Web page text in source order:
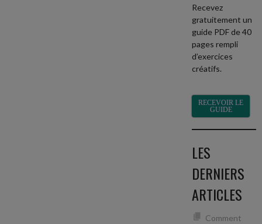
Recevez
gratuitement un
guide PDF de 40
pages rempli
d’exercices
créatifs.
RECEVOIR LE
GUIDE
LES
DERNIERS
ARTICLES
Comment